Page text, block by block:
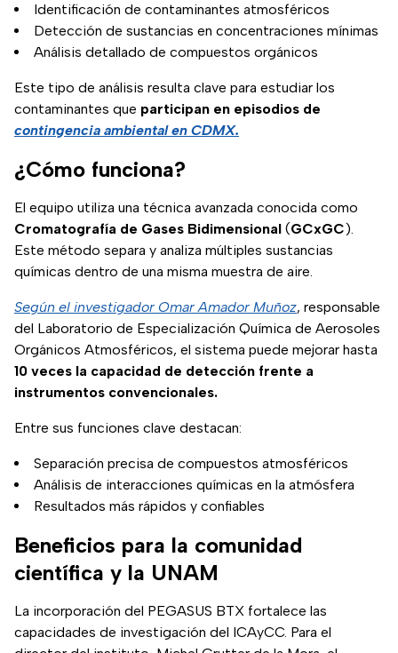
Identificación de contaminantes atmosféricos
Detección de sustancias en concentraciones mínimas
Análisis detallado de compuestos orgánicos
Este tipo de análisis resulta clave para estudiar los
contaminantes que participan en episodios de
contingencia ambiental en CDMX.
¿Cómo funciona?
El equipo utiliza una técnica avanzada conocida como
Cromatografía de Gases Bidimensional (GCxGC).
Este método separa y analiza múltiples sustancias
químicas dentro de una misma muestra de aire.
Según el investigador Omar Amador Muñoz, responsable
del Laboratorio de Especialización Química de Aerosoles
Orgánicos Atmosféricos, el sistema puede mejorar hasta
10 veces la capacidad de detección frente a
instrumentos convencionales.
Entre sus funciones clave destacan:
Separación precisa de compuestos atmosféricos
Análisis de interacciones químicas en la atmósfera
Resultados más rápidos y confiables
Beneficios para la comunidad
científica y la UNAM
La incorporación del PEGASUS BTX fortalece las
capacidades de investigación del ICAyCC. Para el